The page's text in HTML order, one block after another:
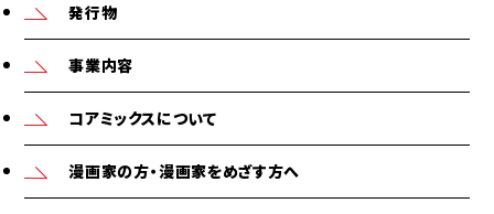
発行物
事業内容
コアミックスについて
漫画家の方・漫画家をめざす方へ